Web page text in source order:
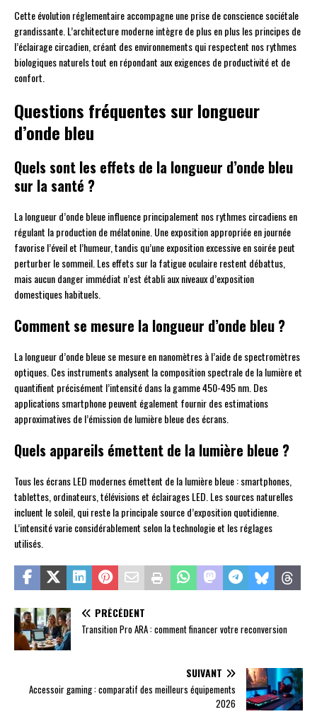
Cette évolution réglementaire accompagne une prise de conscience sociétale
grandissante. L’architecture moderne intègre de plus en plus les principes de
l’éclairage circadien, créant des environnements qui respectent nos rythmes
biologiques naturels tout en répondant aux exigences de productivité et de
confort.
Questions fréquentes sur longueur
d’onde bleu
Quels sont les effets de la longueur d’onde bleu
sur la santé ?
La longueur d’onde bleue influence principalement nos rythmes circadiens en
régulant la production de mélatonine. Une exposition appropriée en journée
favorise l’éveil et l’humeur, tandis qu’une exposition excessive en soirée peut
perturber le sommeil. Les effets sur la fatigue oculaire restent débattus,
mais aucun danger immédiat n’est établi aux niveaux d’exposition
domestiques habituels.
Comment se mesure la longueur d’onde bleu ?
La longueur d’onde bleue se mesure en nanomètres à l’aide de spectromètres
optiques. Ces instruments analysent la composition spectrale de la lumière et
quantifient précisément l’intensité dans la gamme 450-495 nm. Des
applications smartphone peuvent également fournir des estimations
approximatives de l’émission de lumière bleue des écrans.
Quels appareils émettent de la lumière bleue ?
Tous les écrans LED modernes émettent de la lumière bleue : smartphones,
tablettes, ordinateurs, télévisions et éclairages LED. Les sources naturelles
incluent le soleil, qui reste la principale source d’exposition quotidienne.
L’intensité varie considérablement selon la technologie et les réglages
utilisés.
PRÉCÉDENT
Transition Pro ARA : comment financer votre reconversion
SUIVANT
Accessoir gaming : comparatif des meilleurs équipements
2026